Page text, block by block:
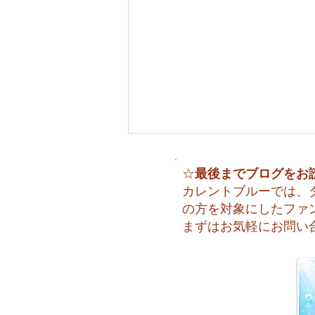
😊 海へ戻る第一歩！リフレ
☆最後までブログを
カレントブルーでは
の方を対象にしたファ
まずはお気軽にお問